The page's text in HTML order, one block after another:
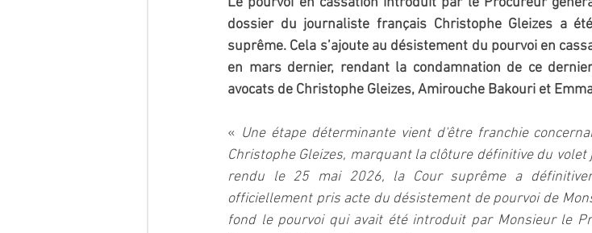
dossier du journaliste français Christophe Gleizes a
suprême. Cela s’ajoute au désistement du pourvoi en
en mars dernier, rendant la condamnation de ce
avocats de Christophe Gleizes, Amirouche Bakouri et
« Une étape déterminante vient d'être franchie
Christophe Gleizes, marquant la clôture définitive du
rendu le 25 mai 2026, la Cour suprême a
officiellement pris acte du désistement de pourvoi de
fond le pourvoi qui avait été introduit par Monsieur le